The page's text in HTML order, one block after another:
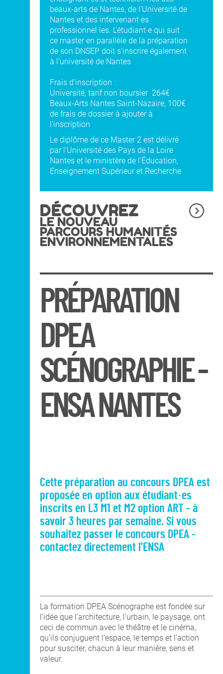
beaux-arts de Nantes, de l'Université de
Nantes et des intervenant·es
professionnel·les. L’étudiant·e qui suit
ce master en parallèle de la préparation
de son DNSEP doit s’inscrire également
à l’université de Nantes
Frais d’inscription :
Université, tarif non boursier 264€
Beaux-Arts Nantes Saint-Nazaire, 100€
de frais de dossier à ajouter à
l'inscription
Le diplôme de ce Master 2 est délivré
par l’Université des Pays de la Loire
Nantes et le ministère de l'Éducation,
Enseignement Supérieur et Recherche
DÉCOUVREZ
LE NOUVEAU
PARCOURS HUMANITÉS
ENVIRONNEMENTALES
PRÉPARATION
DPEA
SCÉNOGRAPHIE -
ENSA NANTES
Cette préparation au concours DPEA est
proposée en option aux étudiant·es
inscrits en L3 M1 et M2 option ART - à
savoir 3 heures par semaine. Si vous
souhaitez passer le concours DPEA -
contactez directement l'ENSA
La formation DPEA Scénographe est fondée sur
l’idée que l’architecture, l’urbain, le paysage, ont
ceci de commun avec le théâtre et le cinéma,
qu’ils conjuguent l’espace, le temps et l’action
pour susciter, chacun à leur manière, sens et
valeur.